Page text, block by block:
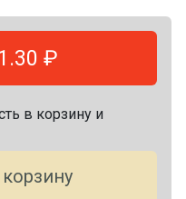
₽
в корзину и